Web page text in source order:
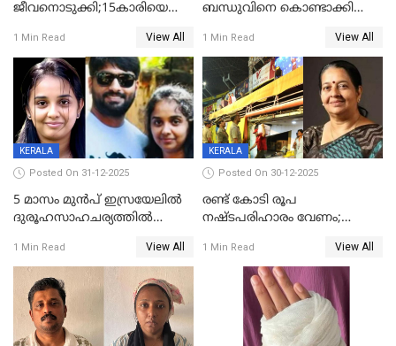
ജീവനൊടുക്കി;15കാരിയെ
കിടപ്പുമുറിയില്‍ തൂങ്ങി മരിച്ച
നിലയിൽ
1 Min Read View All
ബന്ധുവിനെ കൊണ്ടാക്കി
ലോറി സ്കൂട്ടറിൽ ഇടിച്ചു :
യുവതിക്ക് ദാരുണാന്ത്യം
1 Min Read View All
KERALA
Posted On 31-12-2025
5 മാസം മുൻപ് ഇസ്രയേലിൽ
ദുരൂഹസാഹചര്യത്തിൽ
മലയാളി യുവാവിന്റെ ഭാര്യയും
മരിച്ചു
1 Min Read View All
KERALA
Posted On 30-12-2025
രണ്ട് കോടി രൂപ
നഷ്ടപരിഹാരം വേണം;
നോട്ടീസയച്ച് ഉമാ തോമസ്
1 Min Read View All